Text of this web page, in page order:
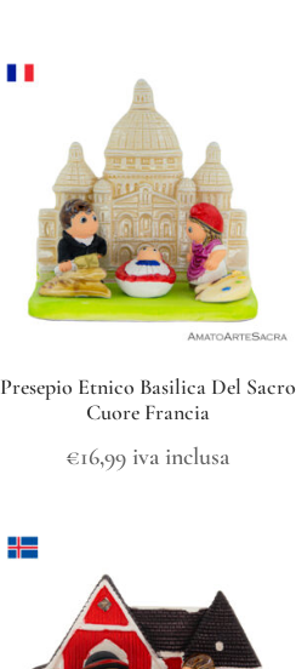
Presepio Etnico Basilica Del Sacro
Cuore Francia
€16,99 iva inclusa